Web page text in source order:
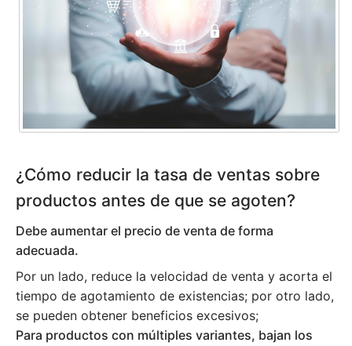
¿Cómo reducir la tasa de ventas sobre
productos antes de que se agoten?
Debe aumentar el precio de venta de forma
adecuada.
Por un lado, reduce la velocidad de venta y acorta el
tiempo de agotamiento de existencias; por otro lado,
se pueden obtener beneficios excesivos;
Para productos con múltiples variantes, bajan los